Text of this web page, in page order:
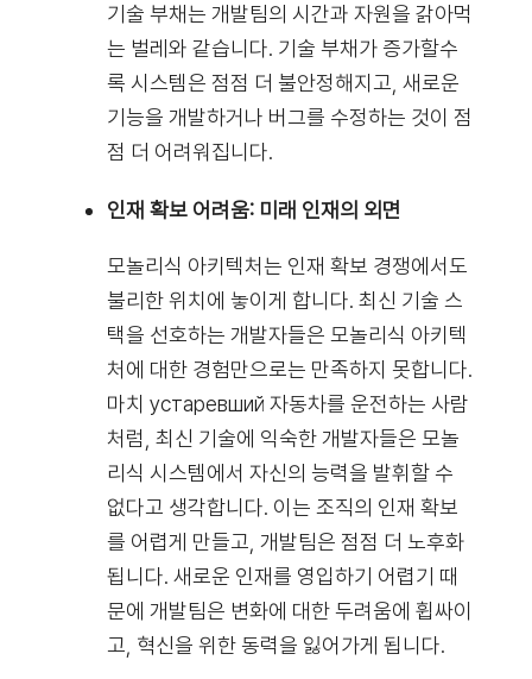
기술 부채는 개발팀의 시간과 자원을 갉아먹
는 벌레와 같습니다. 기술 부채가 증가할수
록 시스템은 점점 더 불안정해지고, 새로운
기능을 개발하거나 버그를 수정하는 것이 점
점 더 어려워집니다.
인재 확보 어려움: 미래 인재의 외면
모놀리식 아키텍처는 인재 확보 경쟁에서도
불리한 위치에 놓이게 합니다. 최신 기술 스
택을 선호하는 개발자들은 모놀리식 아키텍
처에 대한 경험만으로는 만족하지 못합니다.
마치 устаревший 자동차를 운전하는 사람
처럼, 최신 기술에 익숙한 개발자들은 모놀
리식 시스템에서 자신의 능력을 발휘할 수
없다고 생각합니다. 이는 조직의 인재 확보
를 어렵게 만들고, 개발팀은 점점 더 노후화
됩니다. 새로운 인재를 영입하기 어렵기 때
문에 개발팀은 변화에 대한 두려움에 휩싸이
고, 혁신을 위한 동력을 잃어가게 됩니다.